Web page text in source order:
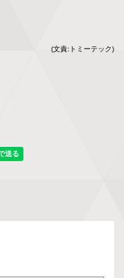
(文責:トミーテック)